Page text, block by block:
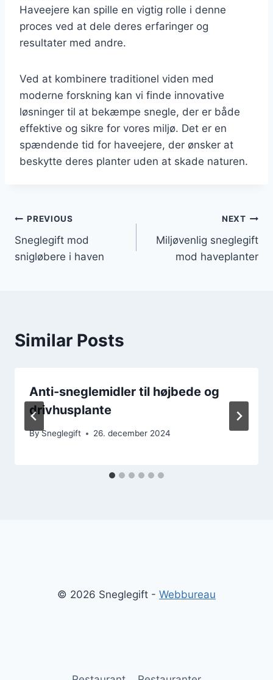
Haveejere kan spille en vigtig rolle i denne
proces ved at dele deres erfaringer og
resultater med andre.
Ved at kombinere traditionel viden med
moderne forskning kan vi finde innovative
løsninger til at bekæmpe snegle, der er både
effektive og sikre for vores miljø. Det er en
spændende tid for haveejere, der ønsker at
beskytte deres planter uden at skade naturen.
Indlægsnavigation
PREVIOUS
Sneglegift mod
snigløbere i haven
NEXT
Miljøvenlig sneglegift
mod haveplanter
Similar Posts
Anti-sneglemidler til højbede og
drivhusplante
BySneglegift 26. december 2024
© 2026 Sneglegift - Webbureau